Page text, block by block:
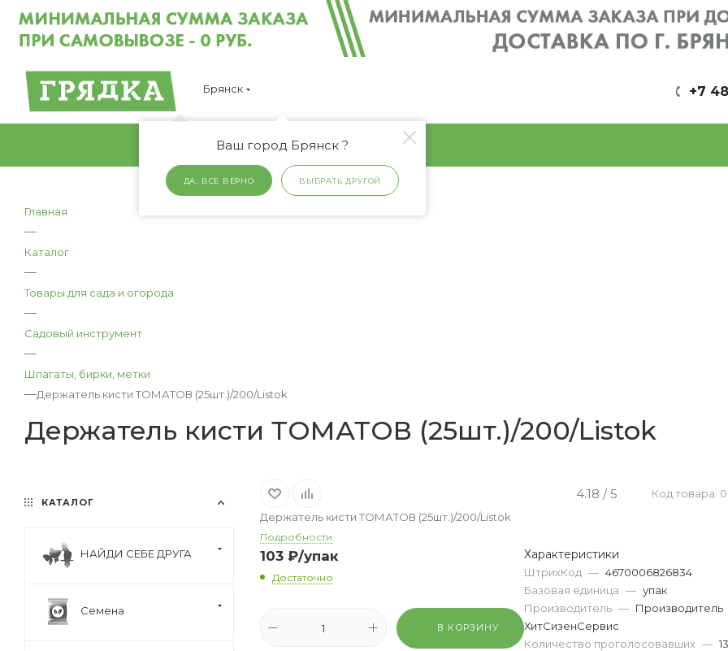
Брянск
Ваш город Брянск ?
ДА, ВСЕ ВЕРНО ВЫБРАТЬ ДРУГОЙ
+7
Главная
—
Каталог
—
Товары для сада и огорода
—
Садовый инструмент
—
Шпагаты, бирки, метки
—Держатель кисти ТОМАТОВ (25шт.)/200/Listok
Держатель кисти ТОМАТОВ (25шт.)/200/Listok
4.18 / 5
Код товара:
Держатель кисти ТОМАТОВ (25шт.)/200/Listok
Подробности
103 ₽/упак
Достаточно
В КОРЗИНУ
Характеристики
ШтрихКод — 4670006826834
Базовая единица — упак
Производитель — Производитель
ХитСизенСервис
Количество проголосовавших — 13
КАТАЛОГ
НАЙДИ СЕБЕ ДРУГА
Семена